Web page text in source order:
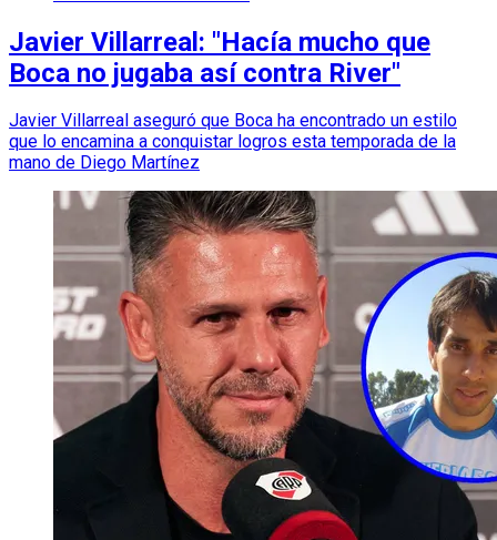
Javier Villarreal: "Hacía mucho que
Boca no jugaba así contra River"
Javier Villarreal aseguró que Boca ha encontrado un estilo
que lo encamina a conquistar logros esta temporada de la
mano de Diego Martínez